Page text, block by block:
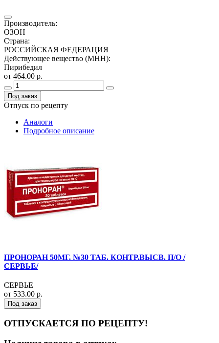
Производитель:
ОЗОН
Страна:
РОССИЙСКАЯ ФЕДЕРАЦИЯ
Действующее вещество (МНН):
Пирибедил
от 464.00 р.
Под заказ
Отпуск по рецепту
Аналоги
Подробное описание
ПРОНОРАН 50МГ. №30 ТАБ. КОНТР.ВЫСВ. П/О /
СЕРВЬЕ/
СЕРВЬЕ
от 533.00 р.
Под заказ
ОТПУСКАЕТСЯ ПО РЕЦЕПТУ!